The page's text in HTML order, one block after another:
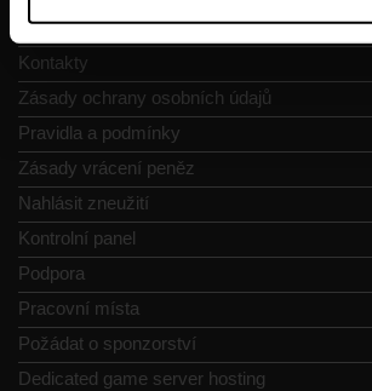
Recenze
Kontakty
Zásady ochrany osobních údajů
Pravidla a podmínky
Zásady vrácení peněz
Nahlásit zneužití
Kontrolní panel
Podpora
Pracovní místa
Požádat o sponzorství
Dedicated game server hosting